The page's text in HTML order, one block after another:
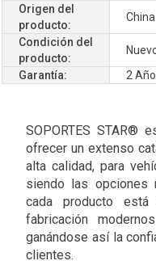
Origen del
producto:
China
Condición del
producto:
Garantía:
2
SOPORTES STAR®
ofrecer un extenso
alta calidad, para
siendo las opciones
cada producto
fabricación
ganándose así la
clientes.